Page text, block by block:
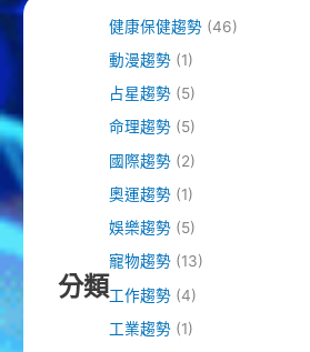
分類
健康保健趨勢(46)
動漫趨勢(1)
占星趨勢(5)
命理趨勢(5)
國際趨勢(2)
奧運趨勢(1)
娛樂趨勢(5)
寵物趨勢(13)
工作趨勢(4)
工業趨勢(1)